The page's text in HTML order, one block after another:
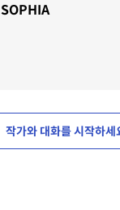
SOPHIA
작가와 대화를 시작하세